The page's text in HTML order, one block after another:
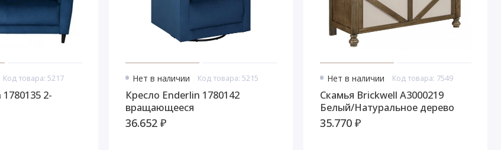
Код товара: 5217
2-
Нет в наличии Код товара: 5215
Кресло Enderlin 1780142
вращающееся
36.652 ₽
Нет в наличии Код товара: 7549
Скамья Brickwell А3000219
Белый/Натуральное дерево
35.770 ₽